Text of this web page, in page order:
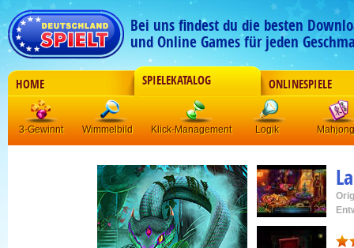
Bei uns findest du die besten
und Online Games für jeden
HOME SPIELEKATALOG ONLINESPIELE
3-Gewinnt Wimmelbild Klick-Management Logik Mahjong